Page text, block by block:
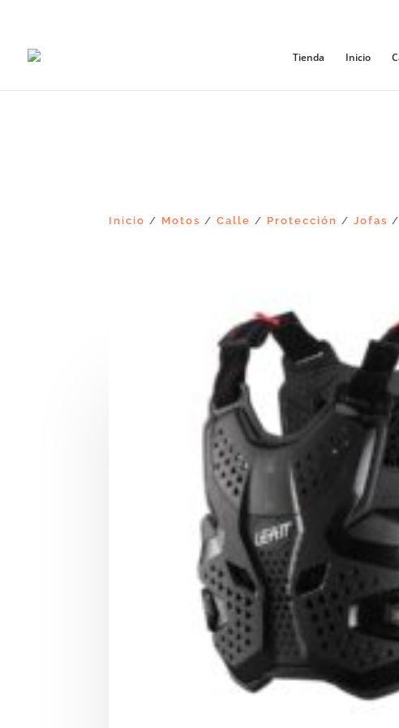
Tienda Inicio
Inicio / Motos /Calle / Protección /Jofas /